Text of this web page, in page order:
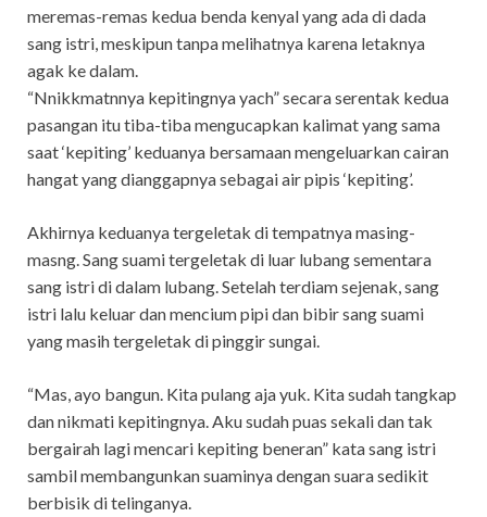
meremas-remas kedua benda kenyal yang ada di dada
sang istri, meskipun tanpa melihatnya karena letaknya
agak ke dalam.
“Nnikkmatnnya kepitingnya yach” secara serentak kedua
pasangan itu tiba-tiba mengucapkan kalimat yang sama
saat ‘kepiting’ keduanya bersamaan mengeluarkan cairan
hangat yang dianggapnya sebagai air pipis ‘kepiting’.
Akhirnya keduanya tergeletak di tempatnya masing-
masng. Sang suami tergeletak di luar lubang sementara
sang istri di dalam lubang. Setelah terdiam sejenak, sang
istri lalu keluar dan mencium pipi dan bibir sang suami
yang masih tergeletak di pinggir sungai.
“Mas, ayo bangun. Kita pulang aja yuk. Kita sudah tangkap
dan nikmati kepitingnya. Aku sudah puas sekali dan tak
bergairah lagi mencari kepiting beneran” kata sang istri
sambil membangunkan suaminya dengan suara sedikit
berbisik di telinganya.